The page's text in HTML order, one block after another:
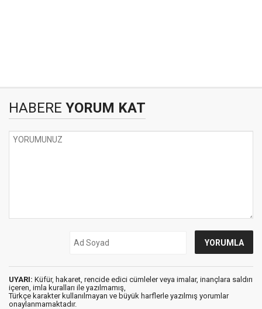
HABERE YORUM KAT
UYARI: Küfür, hakaret, rencide edici cümleler veya imalar, inançlara saldırı
içeren, imla kuralları ile yazılmamış,
Türkçe karakter kullanılmayan ve büyük harflerle yazılmış yorumlar
onaylanmamaktadır.